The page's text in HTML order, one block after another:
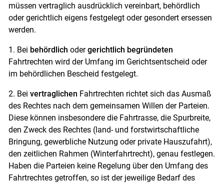
müssen vertraglich ausdrücklich vereinbart, behördlich
oder gerichtlich eigens festgelegt oder gesondert ersessen
werden.
1. Bei behördlich odergerichtlich begründeten
Fahrtrechten wird der Umfang im Gerichtsentscheid oder
im behördlichen Bescheid festgelegt.
2. Bei vertraglichen Fahrtrechten richtet sich das Ausmaß
des Rechtes nach dem gemeinsamen Willen der Parteien.
Diese können insbesondere die Fahrtrasse, die Spurbreite,
den Zweck des Rechtes (land- und forstwirtschaftliche
Bringung, gewerbliche Nutzung oder private Hauszufahrt),
den zeitlichen Rahmen (Winterfahrtrecht), genau festlegen.
Haben die Parteien keine Regelung über den Umfang des
Fahrtrechtes getroffen, so ist der jeweilige Bedarf des